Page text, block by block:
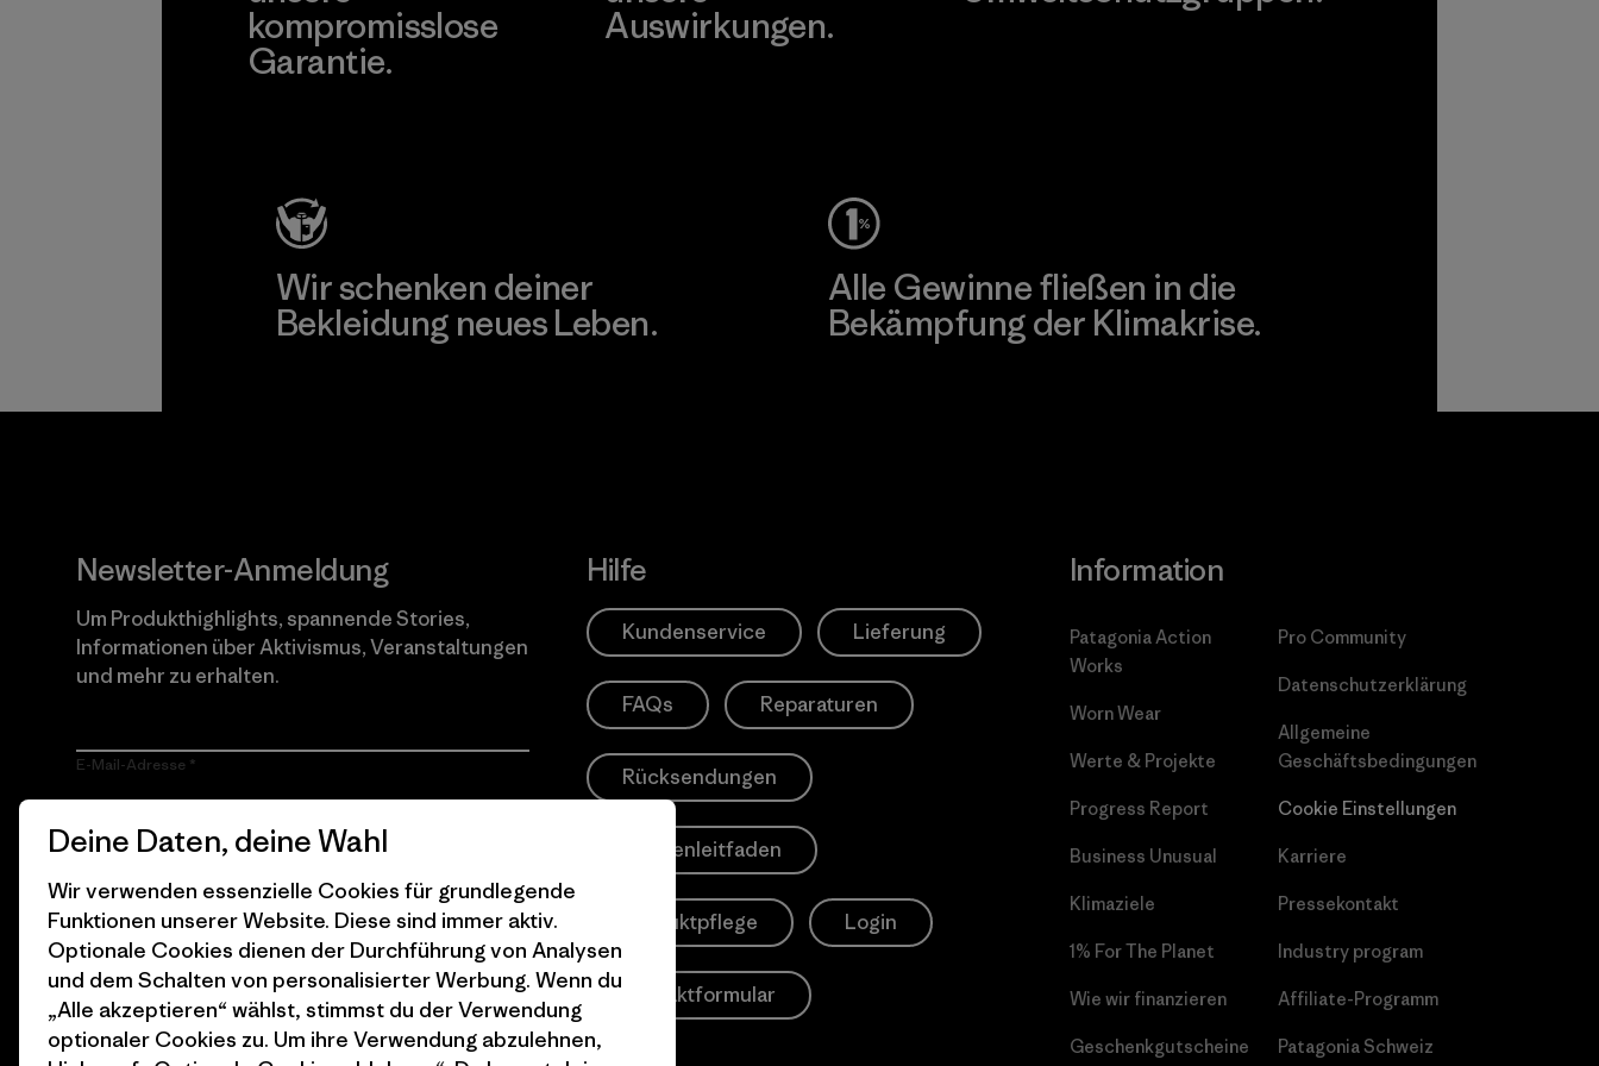
kompromisslose
Garantie.
Auswirkungen.
Wir schenken deiner
Bekleidung neues Leben.
Alle Gewinne fließen in die
Bekämpfung der Klimakrise.
Newsletter-Anmeldung
Um Produkthighlights, spannende Stories,
Informationen über Aktivismus, Veranstaltungen
und mehr zu erhalten.
E-Mail-Adresse
Durch Klicken auf die Anmelden Taste, erkläre mich damit
einverstanden, dass Patagonia meine E-Mail-Adresse
Stories, Informationen über Aktivismus, Veranstaltungen und
mehr gemäß der Datenschutzerklärungvon Patagonia zusendet.
Anmelden
Hilfe
Kundenservice Lieferung
FAQs Reparaturen
Rücksendungen
Größenleitfaden
Produktpflege Login
Kontaktformular
Information
Patagonia Action
Works
Worn Wear
Werte & Projekte
Progress Report
Business Unusual
Klimaziele
1% For The Planet
Wie wir finanzieren
Geschenkgutscheine
Pro Community
Datenschutzerklärung
Allgemeine
Geschäftsbedingungen
Cookie Einstellungen
Karriere
Pressekontakt
Industry program
Affiliate-Programm
Patagonia Schweiz
Deine Daten, deine Wahl
Wir verwenden essenzielle Cookies für grundlegende
Funktionen unserer Website. Diese sind immer aktiv.
Optionale Cookies dienen der Durchführung von Analysen
und dem Schalten von personalisierter Werbung. Wenn du
„Alle akzeptieren“ wählst, stimmst du der Verwendung
optionaler Cookies zu. Um ihre Verwendung abzulehnen,